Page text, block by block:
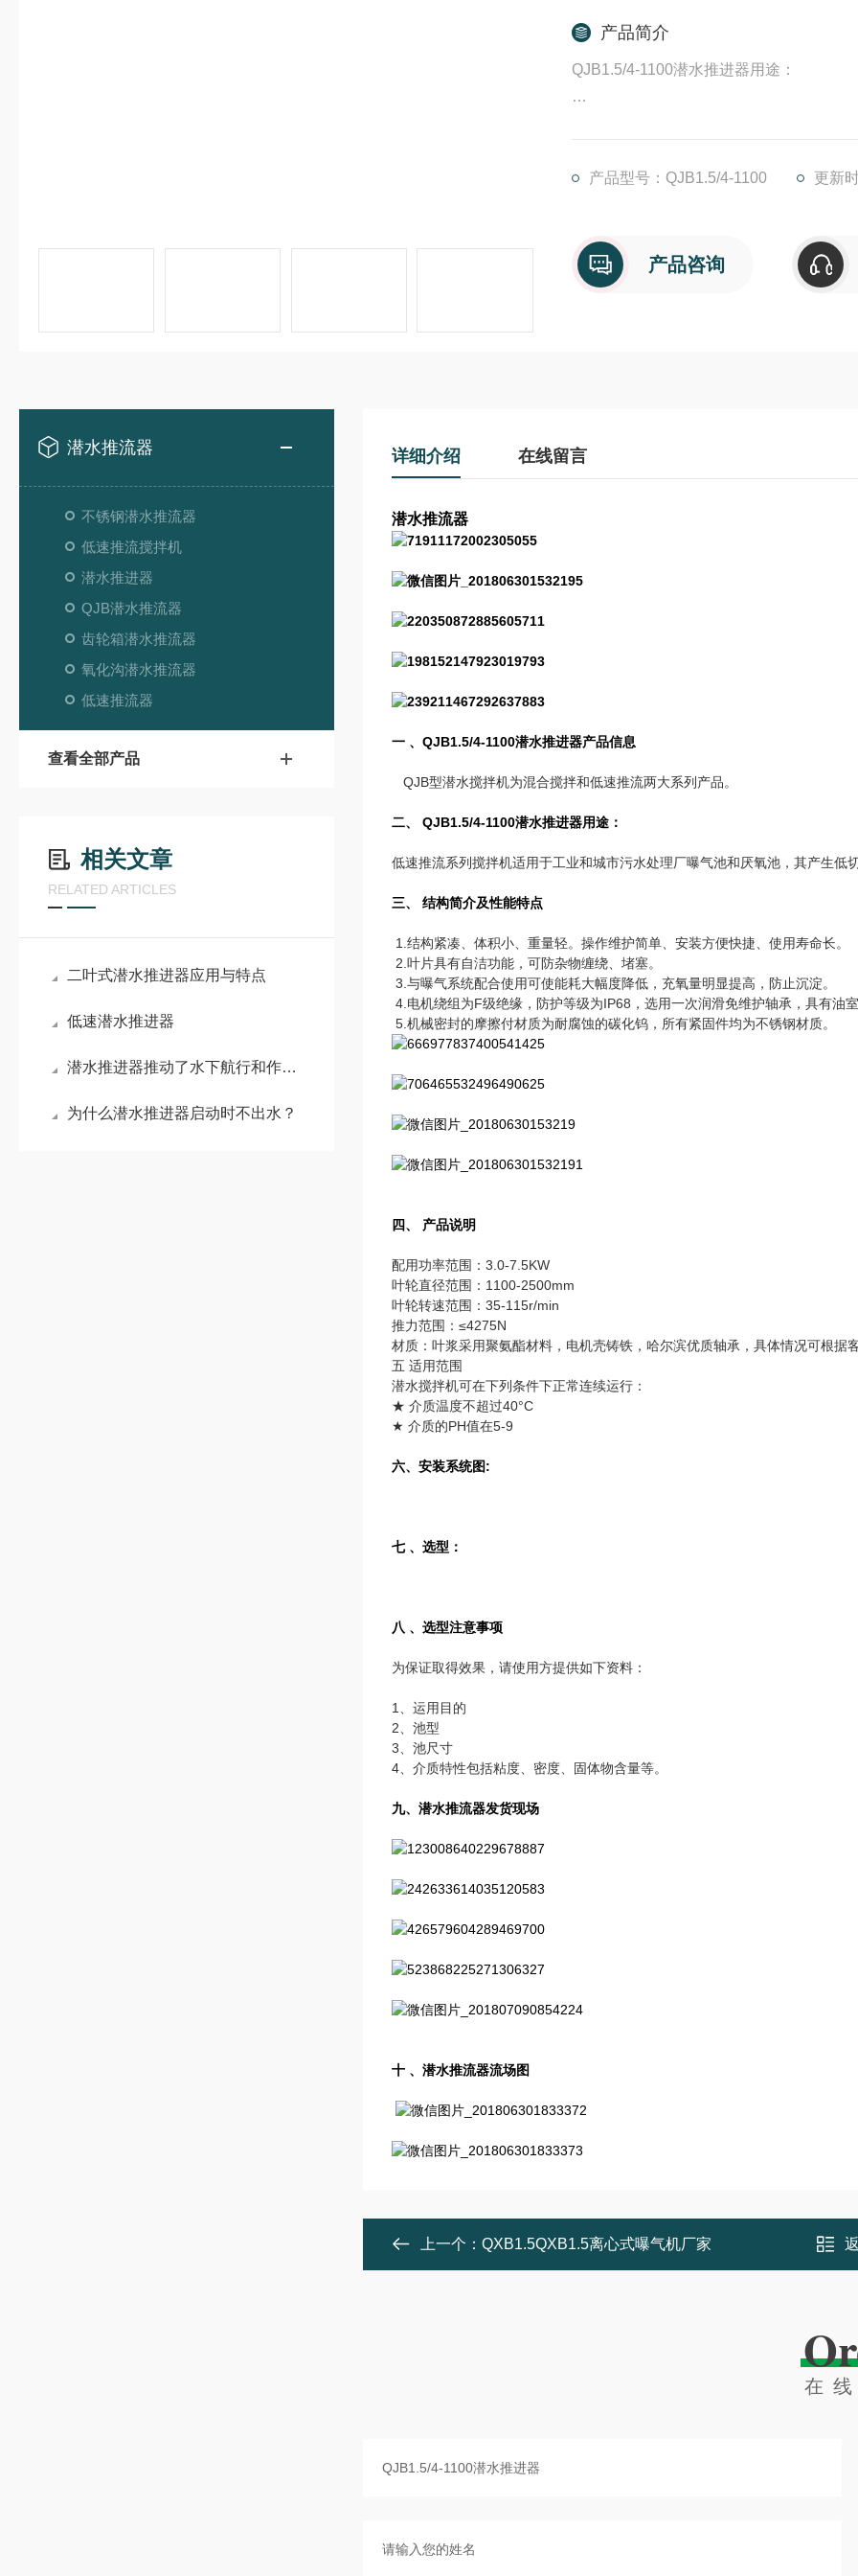
产品简介
QJB1.5/4-1100潜水推进器用途：
产品型号：QJB1.5/4-1100
更新
产品咨询
潜水推流器
不锈钢潜水推流器
低速推流搅拌机
潜水推进器
QJB潜水推流器
齿轮箱潜水推流器
氧化沟潜水推流器
低速推流器
查看全部产品
相关文章
RELATED ARTICLES
二叶式潜水推进器应用与特点
低速潜水推进器
潜水推进器推动了水下航行和作业的发展
为什么潜水推进器启动时不出水？
详细介绍 在线留言
潜水推流器
一 、 QJB1.5/4-1100潜水推进器产品信息
QJB型潜水搅拌机为混合搅拌和低速推流两大系列产品。
二、 QJB1.5/4-1100潜水推进器用途：
低速推流系列搅拌机适用于工业和城市污水处理厂曝气池和厌氧池，其产生
三、 结构简介及性能特点
1.结构紧凑、体积小、重量轻。操作维护简单、安装方便快捷、使用寿命长。
2.叶片具有自洁功能，可防杂物缠绕、堵塞。
3.与曝气系统配合使用可使能耗大幅度降低，充氧量明显提高，防止沉淀。
4.电机绕组为F级绝缘，防护等级为IP68，选用一次润滑免维护轴承，具有油
5.机械密封的摩擦付材质为耐腐蚀的碳化钨，所有紧固件均为不锈钢材质。
四、 产品说明
配用功率范围：3.0-7.5KW
叶轮直径范围：1100-2500mm
叶轮转速范围：35-115r/min
推力范围：≤4275N
材质：叶浆采用聚氨酯材料，电机壳铸铁，哈尔滨优质轴承，具体情况可根据
五 适用范围
潜水搅拌机可在下列条件下正常连续运行：
★ 介质温度不超过40°C
★ 介质的PH值在5-9
六、安装系统图:
七 、选型：
八 、选型注意事项
为保证取得效果，请使用方提供如下资料：
1、运用目的
2、池型
3、池尺寸
4、介质特性包括粘度、密度、固体物含量等。
九、潜水推流器发货现场
十 、潜水推流器流场图
上一个： QXB1.5QXB1.5离心式曝气机厂家
在